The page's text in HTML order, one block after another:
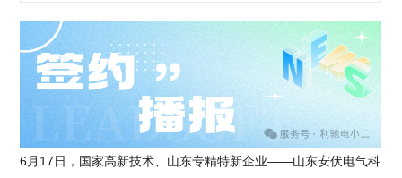
6月17日，国家高新技术、山东专精特新企业——山东安伏电气科